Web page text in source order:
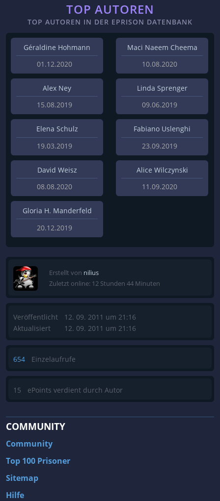
TOP AUTOREN
TOP AUTOREN IN DER EPRISON DATENBANK
Géraldine Hohmann
01.12.2020
Maci Naeem Cheema
10.08.2020
Alex Ney
15.08.2019
Linda Sprenger
09.06.2019
Elena Schulz
19.03.2019
Fabiano Uslenghi
23.09.2019
David Weisz
08.08.2020
Alice Wilczynski
11.09.2020
Gloria H. Manderfeld
20.12.2019
Erstellt von nilius
Zuletzt online: 12 Stunden 44 Minuten
Veröffentlicht
Aktualisiert
12. 09. 2011 um 21:16
12. 09. 2011 um 21:16
654 Einzelaufrufe
15 ePoints verdient durch Autor
COMMUNITY
Community
Top 100 Prisoner
Sitemap
Hilfe